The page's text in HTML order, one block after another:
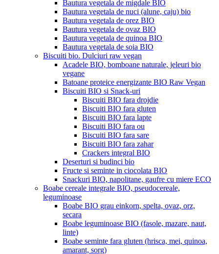
Bautura vegetala de migdale BIO
Bautura vegetala de nuci (alune, caju) bio
Bautura vegetala de orez BIO
Bautura vegetala de ovaz BIO
Bautura vegetala de quinoa BIO
Bautura vegetala de soia BIO
Biscuiti bio. Dulciuri raw vegan
Acadele BIO, bomboane naturale, jeleuri bio
vegane
Batoane proteice energizante BIO Raw Vegan
Biscuiti BIO si Snack-uri
Biscuiti BIO fara drojdie
Biscuiti BIO fara gluten
Biscuiti BIO fara lapte
Biscuiti BIO fara ou
Biscuiti BIO fara sare
Biscuiti BIO fara zahar
Crackers integral BIO
Deserturi si budinci bio
Fructe si seminte in ciocolata BIO
Snackuri BIO, napolitane, gaufre cu miere ECO
Boabe cereale integrale BIO, pseudocereale,
leguminoase
Boabe BIO grau einkorn, spelta, ovaz, orz,
secara
Boabe leguminoase BIO (fasole, mazare, naut,
linte)
Boabe seminte fara gluten (hrisca, mei, quinoa,
amarant, sorg)